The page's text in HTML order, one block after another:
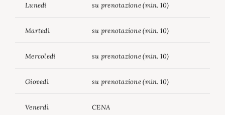
Lunedì su prenotazione (min. 10)
Martedì su prenotazione (min. 10)
Mercoledì su prenotazione (min. 10)
Giovedì su prenotazione (min. 10)
Venerdì CENA